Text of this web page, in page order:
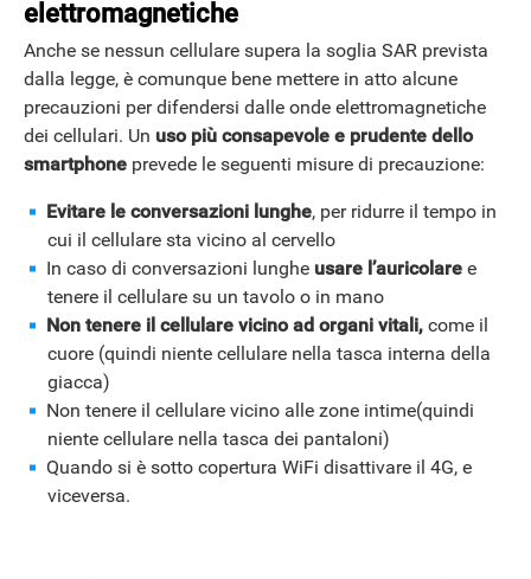
elettromagnetiche
Anche se nessun cellulare supera la soglia SAR prevista
dalla legge, è comunque bene mettere in atto alcune
precauzioni per difendersi dalle onde elettromagnetiche
dei cellulari. Un uso più consapevole e prudente dello
smartphone prevede le seguenti misure di precauzione:
Evitare le conversazioni lunghe, per ridurre il tempo in
cui il cellulare sta vicino al cervello
In caso di conversazioni lunghe usare l’auricolare e
tenere il cellulare su un tavolo o in mano
Non tenere il cellulare vicino ad organi vitali, come il
cuore (quindi niente cellulare nella tasca interna della
giacca)
Non tenere il cellulare vicino alle zone intime(quindi
niente cellulare nella tasca dei pantaloni)
Quando si è sotto copertura WiFi disattivare il 4G, e
viceversa.